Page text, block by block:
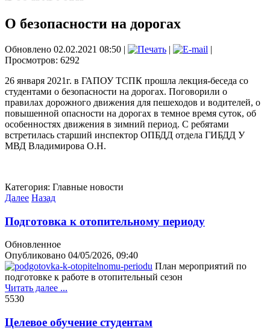
О безопасности на дорогах
Обновлено 02.02.2021 08:50 | |
|
Просмотров: 6292
26 января 2021г. в ГАПОУ ТСПК прошла лекция-беседа со
студентами о безопасности на дорогах. Поговорили о
правилах дорожного движения для пешеходов и водителей, о
повышенной опасности на дорогах в темное время суток, об
особенностях движения в зимний период. С ребятами
встретилась старший инспектор ОПБДД отдела ГИБДД У
МВД Владимирова О.Н.
Категория: Главные новости
Далее Назад
Подготовка к отопительному периоду
Обновленное
Опубликовано 04/05/2026, 09:40
План мероприятий по
подготовке к работе в отопительный сезон
Читать далее ...
5530
Целевое обучение студентам